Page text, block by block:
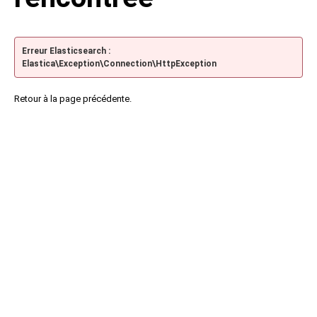
Erreur Elasticsearch :
Elastica\Exception\Connection\HttpException
Retour à la page précédente.